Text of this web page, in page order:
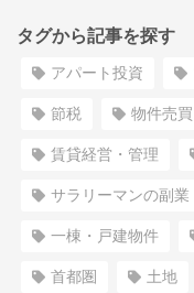
タグから記事を探す
アパート投資
節税 物件売買
賃貸経営・管理
サラリーマンの副業
一棟・戸建物件
首都圏 土地